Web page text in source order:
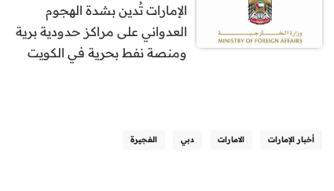
الإمارات تُدين بشدة الهجوم
العدواني على مراكز حدودية برية
ومنصة نفط بحرية في الكويت
أخبار الإمارات الامارات دبي الفجيرة